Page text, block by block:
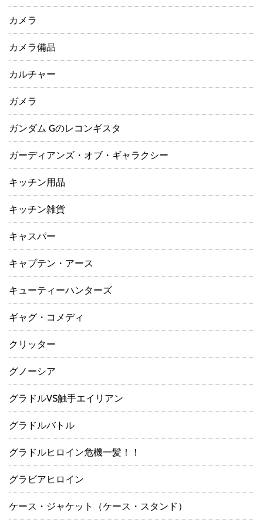
カメラ
カメラ備品
カルチャー
ガメラ
ガンダム Gのレコンギスタ
ガーディアンズ・オブ・ギャラクシー
キッチン用品
キッチン雑貨
キャスパー
キャプテン・アース
キューティーハンターズ
ギャグ・コメディ
クリッター
グノーシア
グラドルVS触手エイリアン
グラドルバトル
グラドルヒロイン危機一髪！！
グラビアヒロイン
ケース・ジャケット（ケース・スタンド）